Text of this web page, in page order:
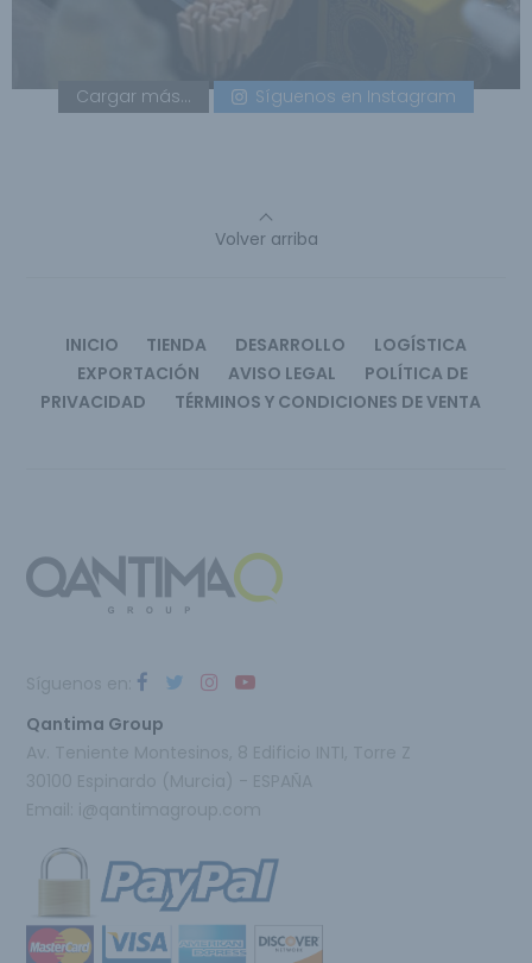
Cargar más... Síguenos en Instagram
Volver arriba
INICIO TIENDA DESARROLLO
LOGÍSTICA
EXPORTACIÓN
AVISO LEGAL
POLÍTICA DE
PRIVACIDAD
TÉRMINOS Y CONDICIONES DE VENTA
Qantima Group